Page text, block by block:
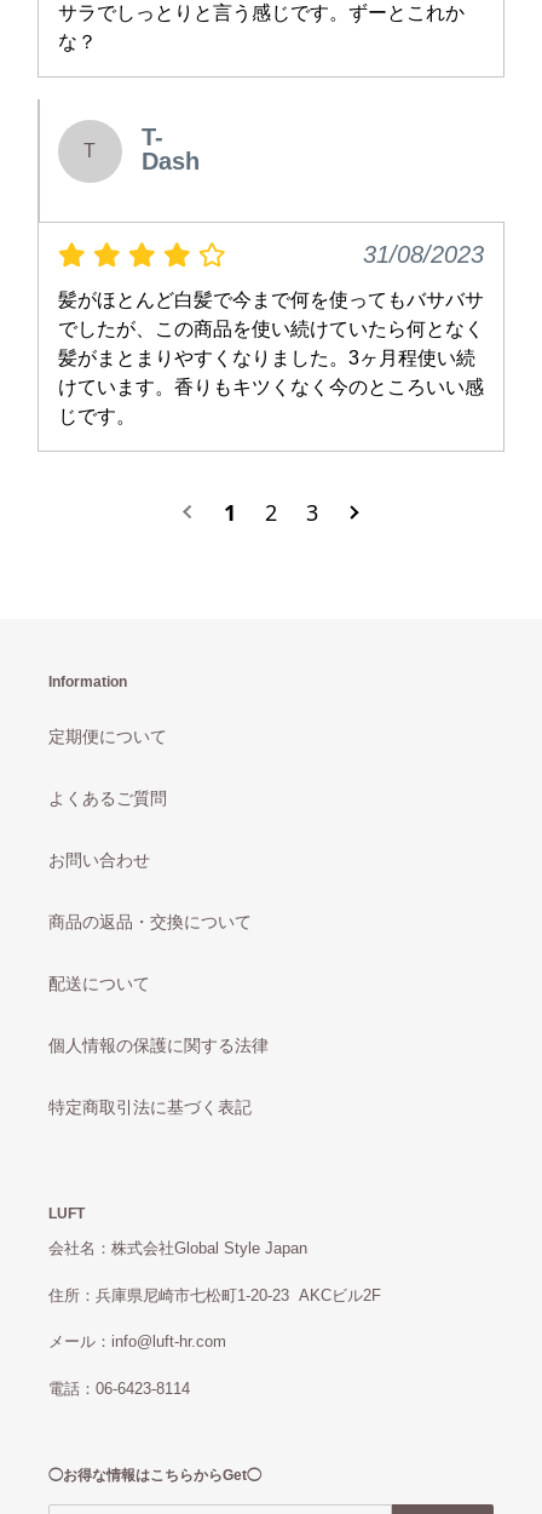
サラでしっとりと言う感じです。ずーとこれか
な？
T
T-
Dash
31/08/2023
髪がほとんど白髪で今まで何を使ってもバサバサ
でしたが、この商品を使い続けていたら何となく
髪がまとまりやすくなりました。3ヶ月程使い続
けています。香りもキツくなく今のところいい感
じです。
1 2 3
Information
定期便について
よくあるご質問
お問い合わせ
商品の返品・交換について
配送について
個人情報の保護に関する法律
特定商取引法に基づく表記
LUFT
会社名：株式会社Global Style Japan
住所：兵庫県尼崎市七松町1-20-23 AKCビル2F
メール：info@luft-hr.com
電話：06-6423-8114
◯お得な情報はこちらからGet◯